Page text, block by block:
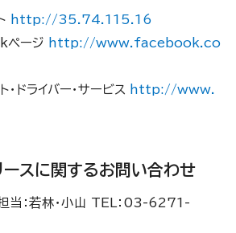
http://35.74.115.16
ページ http://www.facebook.co
ドライバー・サービス http://www.
ースに関するお問い合わせ
当：若林・小山 TEL：03-6271-